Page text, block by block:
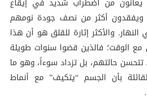
ويفقدون أكثر من نصف جودة نومهم
والأكثر إثارة للقلق هو أن هذا
مع الوقت؛ فالذين قضوا سنوات طويلة
تتحسن حالتهم، بل تزداد سوءاً، وهو ما
بأن الجسم “يتكيف” مع أنماط